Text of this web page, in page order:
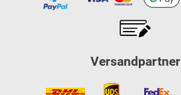
Versandpartner